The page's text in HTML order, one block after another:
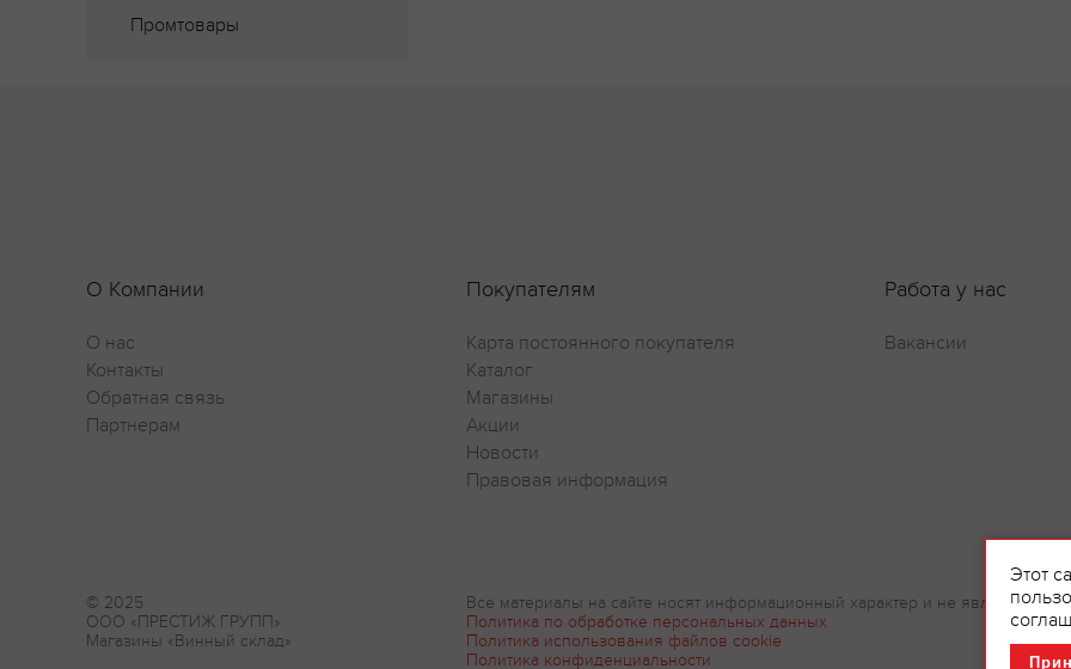
Промтовары
О Компании
О нас
Контакты
Обратная связь
Партнерам
Покупателям
Карта постоянного покупателя
Каталог
Магазины
Акции
Новости
Правовая информация
Работа у нас
Вакансии
© 2025
ООО «ПРЕСТИЖ ГРУПП»
Магазины «Винный склад»
Все материалы на сайте носят информационный характер и не являются
Политика по обработке персональных данных
Политика использования файлов cookie
Политика конфиденциальности
Этот